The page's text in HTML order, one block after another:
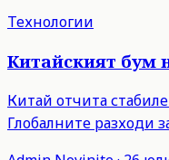
Технологии
Китайският бум
Китай отчита
Глобалните разходи